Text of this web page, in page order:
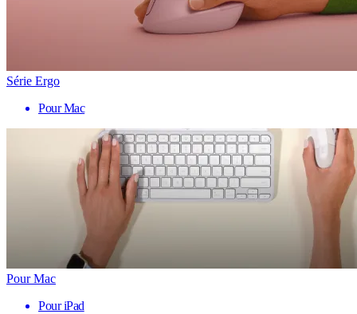
Série Ergo
Pour Mac
Pour Mac
Pour iPad